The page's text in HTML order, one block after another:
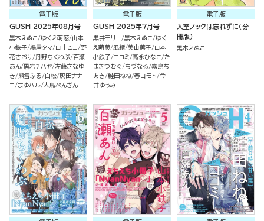
電子版
GUSH 2025年08月号
黒木えぬこ ゆくえ萌葱 山本
小鉄子 鳩屋タマ 山中ヒコ 野
花さおり
丹野ちくわぶ 百瀬
あん 黒岩チハヤ 左藤さなゆ
き 熊雪ふる 白松 灰田ナナ
コ
まゆハル 人鳥ぺんぎん
電子版
GUSH 2025年7月号
黒井モリー 黒木えぬこ
ゆく
え萌葱 風緒 美山薫子 山本
小鉄子 ココミ 高永ひなこ た
まきつむぐ
ちづなる 嘉島ち
あき 鮭田ねね 春山モト 今
井ゆうみ
電子版
入室ノックは忘れずに（分
冊版）
黒木えぬこ